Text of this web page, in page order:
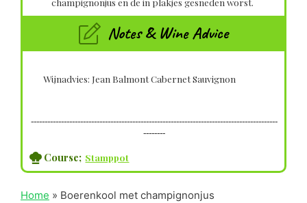
Notes & Wine Advice
Wijnadvies: Jean Balmont Cabernet Sauvignon
------------------------------------------------------------------------------------------
--------
Course; Stamppot
Home » Boerenkool met champignonjus